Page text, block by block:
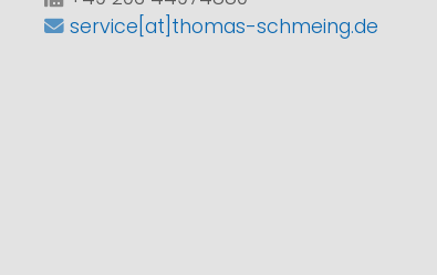
service[at]thomas-schmeing.de